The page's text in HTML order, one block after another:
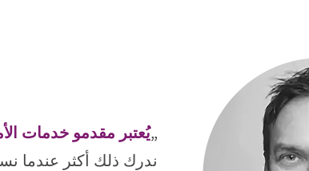
„يُعتبر مقدمو خدمات
ندرك ذلك أكثر عندما